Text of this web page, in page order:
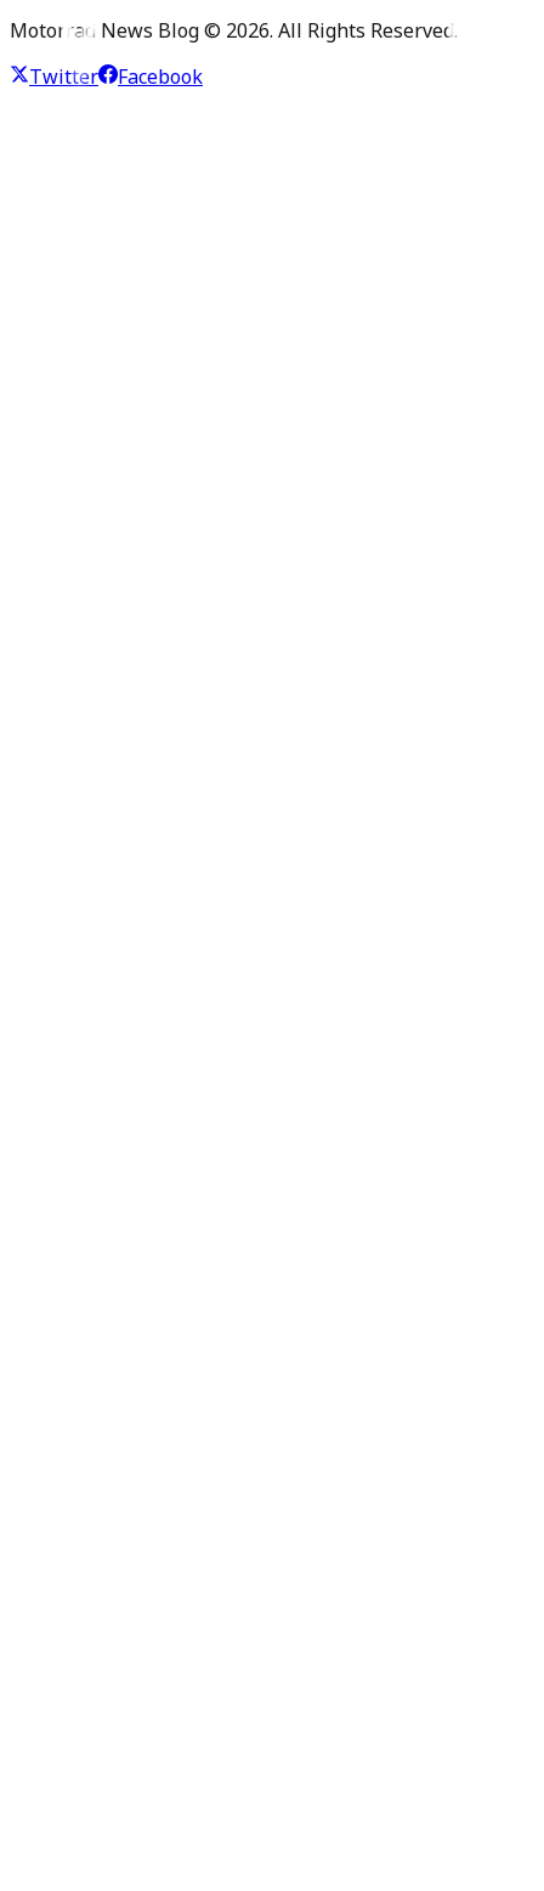
Motorrad News Blog © 2026. All Rights Reserved.
Twitter
Facebook